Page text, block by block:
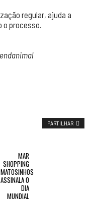
regular, ajuda a
o processo.
PARTILHAR
MAR
SHOPPING
MATOSINHOS
ASSINALA O
DIA
MUNDIAL